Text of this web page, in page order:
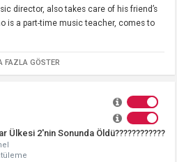
director, also takes care of his friend’s
is a part-time music teacher, comes to
FAZLA GÖSTER
Ülkesi 2'nin Sonunda Öldü????????????